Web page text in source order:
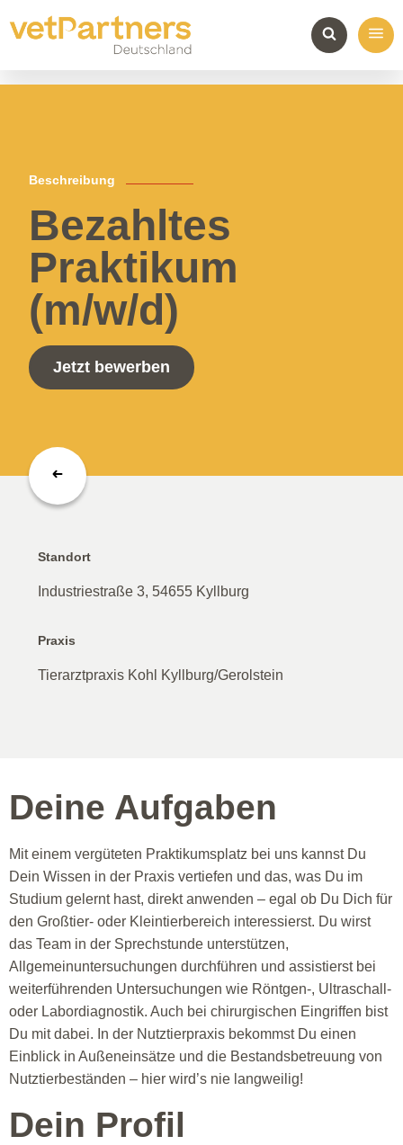
Beschreibung
Bezahltes
Praktikum
(m/w/d)
Jetzt bewerben
Standort
Industriestraße 3, 54655 Kyllburg
Praxis
Tierarztpraxis Kohl Kyllburg/Gerolstein
Deine Aufgaben
Mit einem vergüteten Praktikumsplatz bei uns kannst Du
Dein Wissen in der Praxis vertiefen und das, was Du im
Studium gelernt hast, direkt anwenden – egal ob Du Dich für
den Großtier- oder Kleintierbereich interessierst. Du wirst
das Team in der Sprechstunde unterstützen,
Allgemeinuntersuchungen durchführen und assistierst bei
weiterführenden Untersuchungen wie Röntgen-, Ultraschall-
oder Labordiagnostik. Auch bei chirurgischen Eingriffen bist
Du mit dabei. In der Nutztierpraxis bekommst Du einen
Einblick in Außeneinsätze und die Bestandsbetreuung von
Nutztierbeständen – hier wird’s nie langweilig!
Dein Profil